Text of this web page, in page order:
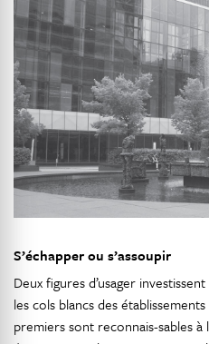
S’échapper ou s’assoupir
Deux figures d’usager
les cols blancs des
premiers sont reconnais-sables